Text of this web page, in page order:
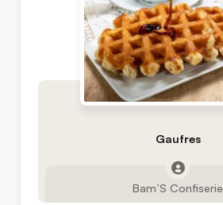
Gaufres
Bam’S Confiserie